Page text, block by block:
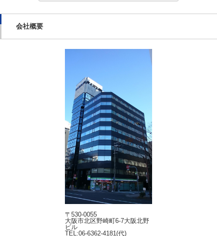
会社概要
〒530-0055
大阪市北区野崎町6-7大阪北野
ビル
TEL:06-6362-4181(代)